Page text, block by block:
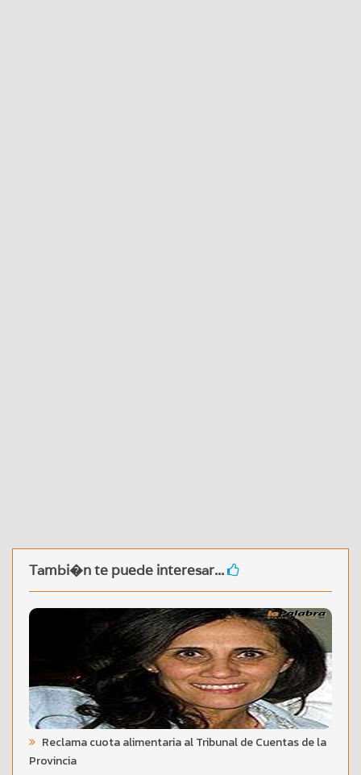
Tambi�n te puede interesar...
Reclama cuota alimentaria al Tribunal de Cuentas de la
Provincia